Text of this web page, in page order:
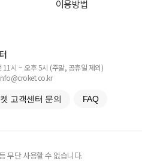
이용방법
11시 ~ 오후 5시 (주말, 공휴일 제외)
고객센터 문의 FAQ
무단 사용할 수 없습니다.